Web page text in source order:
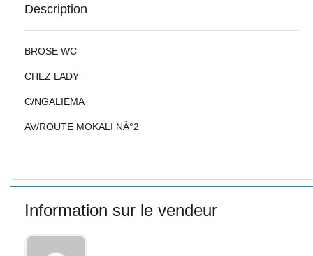
Description
BROSE WC
CHEZ LADY
C/NGALIEMA
AV/ROUTE MOKALI NÂ°2
Information sur le vendeur